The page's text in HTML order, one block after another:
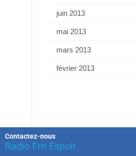
juin 2013
mai 2013
mars 2013
février 2013
Contactez-nous
Radio Fm Espoir